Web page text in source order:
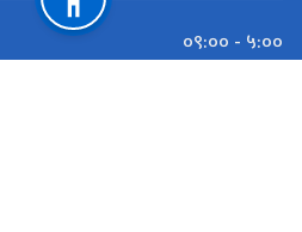
०९:०० - ५:००